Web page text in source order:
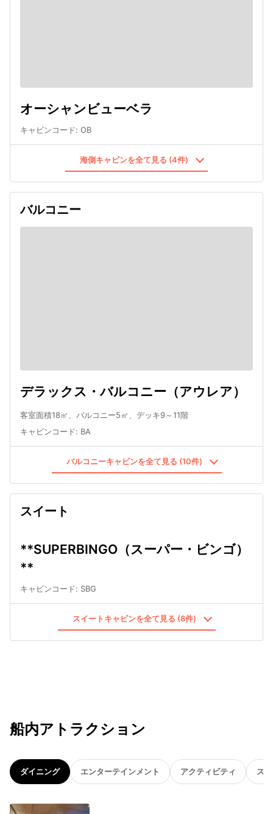
オーシャンビューベラ
キャビンコード: OB
海側キャビンを全て見る (4件)
バルコニー
デラックス・バルコニー（アウレア）
客室面積18㎡、バルコニー5㎡、デッキ9～11階
キャビンコード: BA
バルコニーキャビンを全て見る (10件)
スイート
**SUPERBINGO（スーパー・ビンゴ）
**
キャビンコード: SBG
スイートキャビンを全て見る (8件)
船内アトラクション
ダイニング エンターテインメント アクティビティ ス